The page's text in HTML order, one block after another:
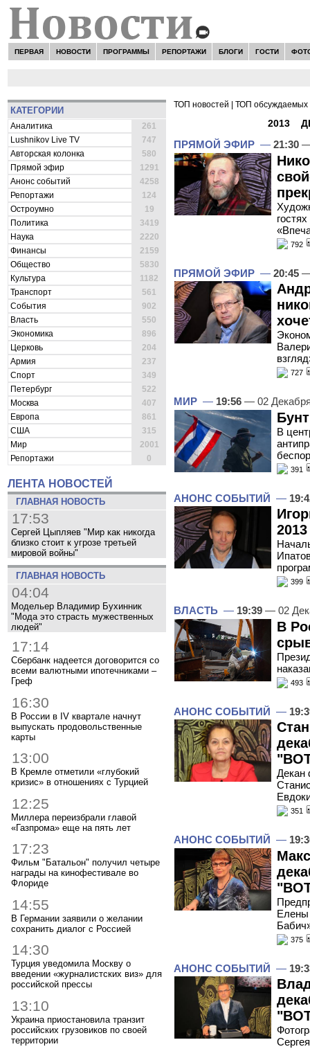
ПЕРВАЯ НОВОСТИ ПРОГРАММЫ РЕПОРТАЖИ БЛОГИ ГОСТИ
КАТЕГОРИИ
Аналитика
261
Lushnikov Live TV
747
Авторская колонка
580
Прямой эфир
1291
Анонс событий
4258
Репортажи
124
Остроумно
19
Политика
3419
Наука
2220
Финансы
2159
Общество
5830
Культура
1182
Транспорт
561
События
902
Власть
550
Экономика
896
Церковь
204
Армия
237
Спорт
349
Петербург
522
Москва
407
Европа
861
США
315
Мир
2001
Репортажи
0
ЛЕНТА НОВОСТЕЙ
ГЛАВНАЯ НОВОСТЬ
17:53
Сергей Цыпляев "Мир как никогда
близко стоит к угрозе третьей
мировой войны"
ГЛАВНАЯ НОВОСТЬ
04:04
Модельер Владимир Бухинник
"Мода это страсть мужественных
людей"
17:14
Сбербанк надеется договорится со
всеми валютными ипотечниками –
Греф
16:30
В России в IV квартале начнут
выпускать продовольственные
карты
13:00
В Кремле отметили «глубокий
кризис» в отношениях с Турцией
12:25
Миллера переизбрали главой
«Газпрома» еще на пять лет
17:23
Фильм "Батальон" получил четыре
награды на кинофестивале во
Флориде
14:55
В Германии заявили о желании
сохранить диалог с Россией
14:30
Турция уведомила Москву о
введении «журналистских виз» для
российской прессы
13:10
Украина приостановила транзит
российских грузовиков по своей
территории
ТОП новостей ТОП обсуждаемых
2013
ПРЯМОЙ ЭФИР — 21:30 —
792
ПРЯМОЙ ЭФИР — 20:45 —
727
МИР — 19:56 — 02
В
391
АНОНС СОБЫТИЙ —
399
ВЛАСТЬ — 19:39 — 02
В
493
АНОНС СОБЫТИЙ —
Декан
351
АНОНС СОБЫТИЙ —
Елены
375
АНОНС СОБЫТИЙ —